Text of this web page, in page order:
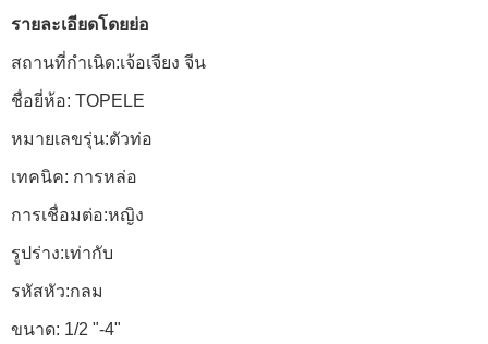
รายละเอียดโดยย่อ
สถานที่กำเนิด:เจ้อเจียง จีน
ชื่อยี่ห้อ: TOPELE
หมายเลขรุ่น:ตัวท่อ
เทคนิค: การหล่อ
การเชื่อมต่อ:หญิง
รูปร่าง:เท่ากับ
รหัสหัว:กลม
ขนาด: 1/2 "-4"